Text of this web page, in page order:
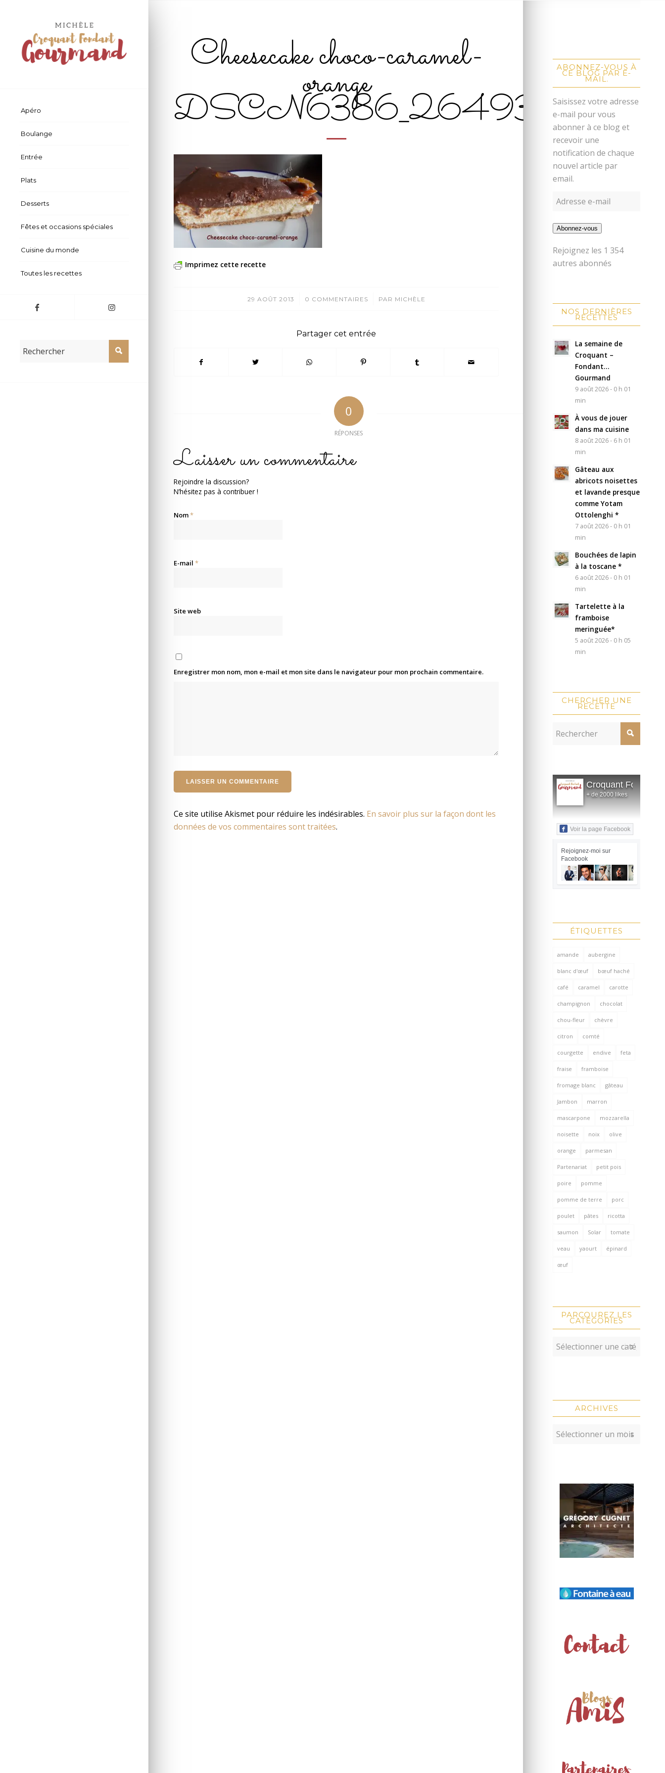
Apéro
Boulange
Entrée
Plats
Desserts
Fêtes et occasions spéciales
Cuisine du monde
Toutes les recettes
Cheesecake choco-caramel-
orange
DSCN6386_26493
Imprimez cette recette
29 AOÛT 2013
/ 0 COMMENTAIRES
/ PAR MICHÈLE
Partager cet entrée
0
RÉPONSES
Laisser un commentaire
Rejoindre la discussion?
N’hésitez pas à contribuer !
Nom*
E-mail *
Site web
Enregistrer mon nom, mon e-mail et mon site dans le navigateur pour mon prochain commentaire.
Ce site utilise Akismet pour réduire les indésirables. En savoir plus sur la façon dont les
données de vos commentaires sont traitées.
ABONNEZ-VOUS À
CE BLOG PAR E-
MAIL.
Saisissez votre adresse
e-mail pour vous
abonner à ce blog et
recevoir une
notification de chaque
nouvel article par
email.
Abonnez-vous
Rejoignez les 1 354
autres abonnés
NOS DERNIÈRES
RECETTES
La semaine de
Croquant –
Fondant…
Gourmand
9 août 2026 - 0 h 01
min
À vous de jouer
dans ma cuisine
8 août 2026 - 6 h 01
min
Gâteau aux
abricots noisettes
et lavande presque
comme Yotam
Ottolenghi *
7 août 2026 - 0 h 01
min
Bouchées de lapin
à la toscane *
6 août 2026 - 0 h 01
min
Tartelette à la
framboise
meringuée*
5 août 2026 - 0 h 05
min
CHERCHER UNE
RECETTE
Croquant Fondant
+ de 2000 likes
Voir la page Facebook
Rejoignez-moi sur
Facebook
ÉTIQUETTES
amande aubergine
blanc d'œuf bœuf haché
café caramel carotte
champignon chocolat
chou-fleur chèvre
citron comté
courgette endive feta
fraise framboise
fromage blanc gâteau
Jambon marron
mascarpone mozzarella
noisette noix olive
orange parmesan
Partenariat petit pois
poire pomme
pomme de terre porc
poulet pâtes ricotta
saumon Solar tomate
veau yaourt épinard
œuf
PARCOUREZ LES
CATÉGORIES
ARCHIVES